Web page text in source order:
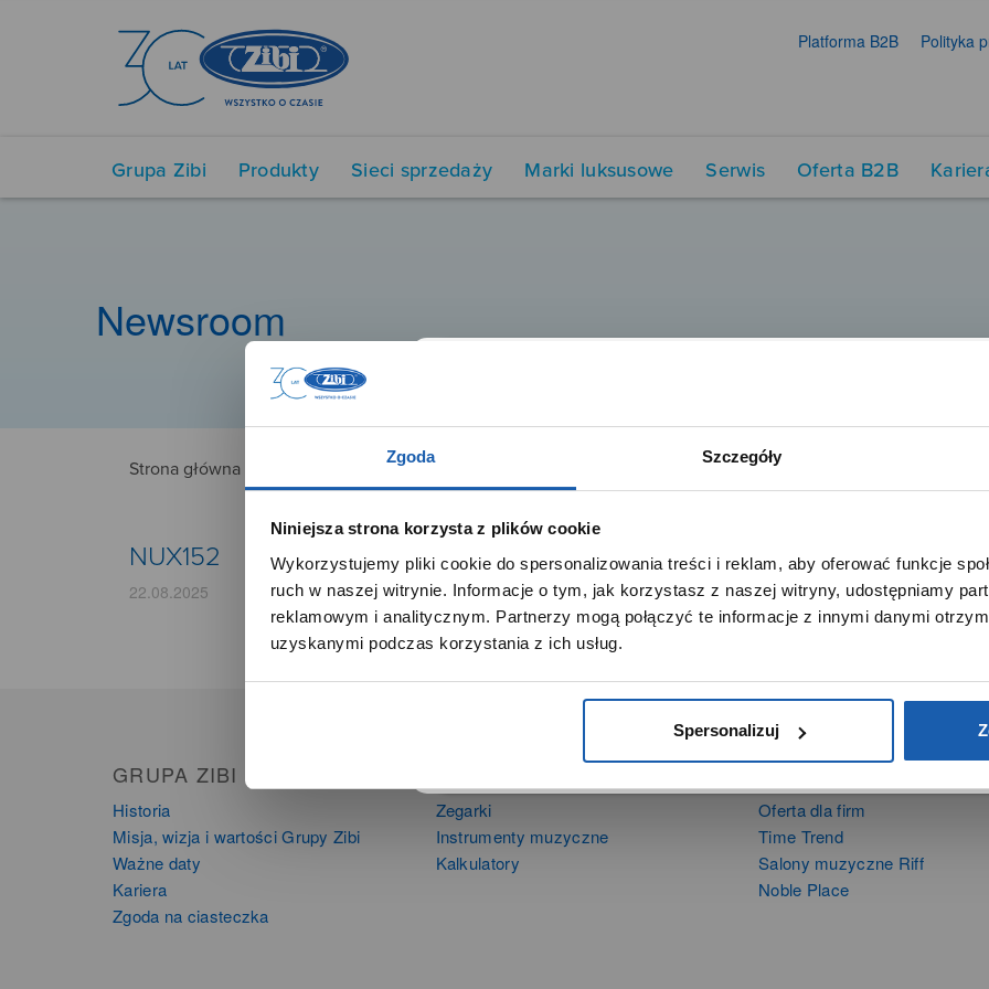
Zgoda Szczegóły
Niniejsza strona korzysta z plików cookie
Wykorzystujemy pliki cookie do spersonalizowania treści i reklam, aby oferować funkcje
ruch w naszej witrynie. Informacje o tym, jak korzystasz z naszej witryny, udostępniamy
reklamowym i analitycznym. Partnerzy mogą połączyć te informacje z innymi danymi
uzyskanymi podczas korzystania z ich usług.
Spersonalizuj
Platforma B2B Polityka
Grupa Zibi Produkty Sieci sprzedaży Marki luksusowe Serwis Oferta B2B
Newsroom
Strona główna
NUX152
22.08.2025
GRUPA ZIBI
Historia
Misja, wizja i wartości Grupy Zibi
Ważne daty
Kariera
Zgoda na ciasteczka
Zegarki
Instrumenty muzyczne
Kalkulatory
Oferta dla firm
Time Trend
Salony muzyczne Riff
Noble Place
SZANOWNA UŻYTKOWNICZKO
Używamy plików cookie w celach analitycznych, statystycznych
marketingowych, w tym aby analizować ruch w tej witrynie,
optymalizować jej działanie oraz zapamiętywać Twoje preferencje.
DOWIEDZ SIĘ WIĘCEJ PRZEJDŹ DO SERWISU